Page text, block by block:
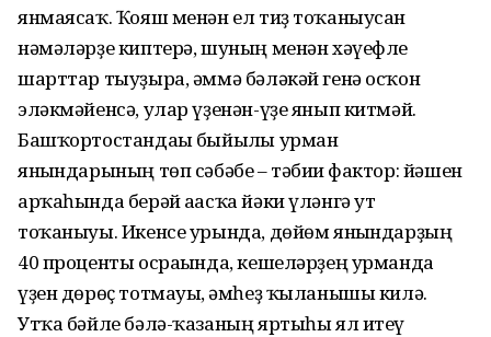
янмаясаҡ. Ҡояш менән ел тиҙ тоҡаныусан
нәмәләрҙе киптерә, шуның менән хәүефле
шарттар тыуҙыра, әммә бәләкәй генә осҡон
эләкмәйенсә, улар үҙенән-үҙе янып китмәй.
Башҡортостандағы быйылғы урман
янғындарының төп сәбәбе – тәбиғи фактор: йәшен
арҡаһында берәй ағасҡа йәки үләнгә ут
тоҡаныуы. Икенсе урында, дөйөм янғындарҙың
40 проценты осрағында, кешеләрҙең урманда
үҙен дөрөҫ тотмауы, ғәмһеҙ ҡыланышы килә.
Утҡа бәйле бәлә-ҡазаның яртыһы ял итеү